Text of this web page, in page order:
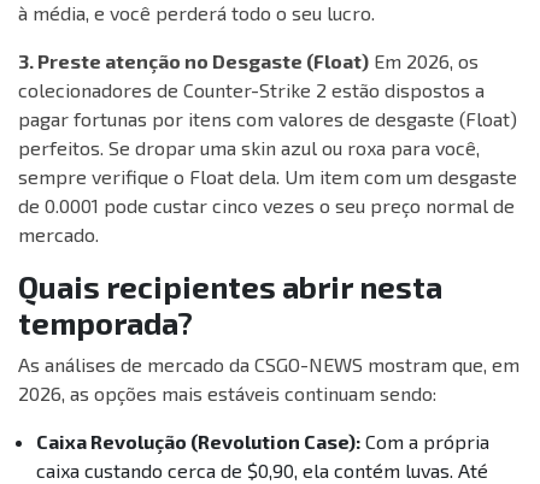
à média, e você perderá todo o seu lucro.
3. Preste atenção no Desgaste (Float) Em 2026, os
colecionadores de Counter-Strike 2 estão dispostos a
pagar fortunas por itens com valores de desgaste (Float)
perfeitos. Se dropar uma skin azul ou roxa para você,
sempre verifique o Float dela. Um item com um desgaste
de 0.0001 pode custar cinco vezes o seu preço normal de
mercado.
Quais recipientes abrir nesta
temporada?
As análises de mercado da CSGO-NEWS mostram que, em
2026, as opções mais estáveis continuam sendo:
Caixa Revolução (Revolution Case): Com a própria
caixa custando cerca de $0,90, ela contém luvas. Até